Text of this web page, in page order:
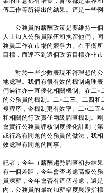
傳工作等所得出的結果。這是一些例
公務員的薪酬政策是要維持一個
人士加入公務員隊伍和挽留他們，
務員工作在市場的競爭力。在平衡
目標，而達不到這個政策目標亦非市
對於一些少數表現不符理想的公
地處理。我們有很有效的機制處理
們過往亦一直優化相關機制。在二
的公務員的機制。二○二三、二四
複程序，令機制更有效率。二○二五
和相關的行政責任兩級調查機制。
會實行公務員評核制度優化計劃（
或行為有問題的公務員的做法，我
效處理有問題的同事。
記者：今年（薪酬趨勢調查初步結
有一個差距，今年會否考慮高級公
員凍薪，今年會否有這個考慮，還
內，公務員的最終加薪幅度與淨指